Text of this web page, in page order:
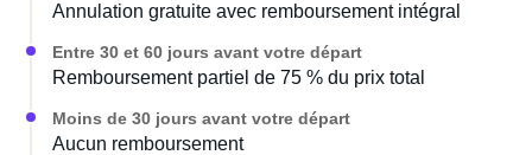
Annulation gratuite avec remboursement intégral
Entre 30 et 60 jours avant votre départ
Remboursement partiel de 75 % du prix total
Moins de 30 jours avant votre départ
Aucun remboursement